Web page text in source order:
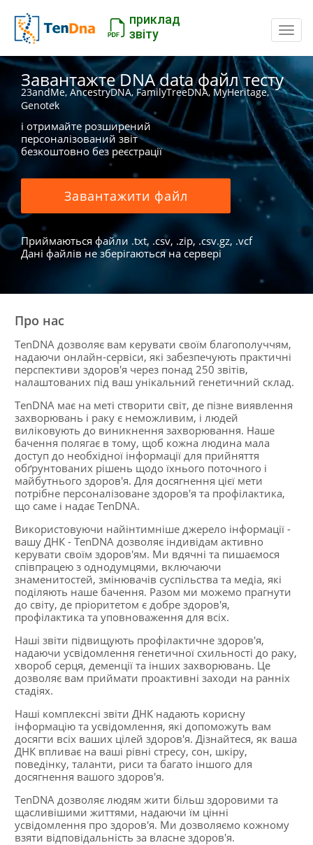
приклад
звіту
Завантажте DNA data файл тесту
23andMe, AncestryDNA, FamilyTreeDNA, MyHeritage,
Genotek
і отримайте розширений
персоналізований звіт
безкоштовно без реєстрації
Завантажити файл
Приймаються файли .txt, .csv, .zip, .csv.gz, .vcf
Дані файлів не зберігаються на сервері
Про нас
TenDNA дозволяє вам керувати своїм благополуччям,
надаючи онлайн-сервіси, які забезпечують практичні
перспективи здоров'я через понад 250 звітів,
налаштованих під ваш унікальний генетичний склад.
TenDNA має на меті створити світ, де пізне виявлення
захворювань і раку є неможливим, і людей
виліковують до виникнення захворювання. Наше
бачення полягає в тому, щоб кожна людина мала
доступ до необхідної інформації для прийняття
обґрунтованих рішень щодо їхнього поточного і
майбутнього здоров'я. Для досягнення цієї мети
потрібне персоналізоване здоров'я та профілактика,
що саме і надає TenDNA.
Використовуючи найінтимніше джерело інформації -
вашу ДНК - TenDNA дозволяє індивідам активно
керувати своїм здоров'ям. Ми вдячні та пишаємося
співпрацею з однодумцями, включаючи
знаменитостей, змінювачів суспільства та медіа, які
поділяють наше бачення. Разом ми можемо прагнути
до світу, де пріоритетом є добре здоров'я,
профілактика та уповноваження для всіх.
Наші звіти підвищують профілактичне здоров'я,
надаючи усвідомлення генетичної схильності до раку,
хвороб серця, деменції та інших захворювань. Це
дозволяє вам приймати проактивні заходи на ранніх
стадіях.
Наші комплексні звіти ДНК надають корисну
інформацію та усвідомлення, які допоможуть вам
досягти всіх ваших цілей здоров'я. Дізнайтеся, як ваша
ДНК впливає на ваші рівні стресу, сон, шкіру,
поведінку, таланти, риси та багато іншого для
досягнення вашого здоров'я.
TenDNA дозволяє людям жити більш здоровими та
щасливішими життями, надаючи їм цінні
усвідомлення про здоров'я. Ми дозволяємо кожному
взяти відповідальність за власне здоров'я.